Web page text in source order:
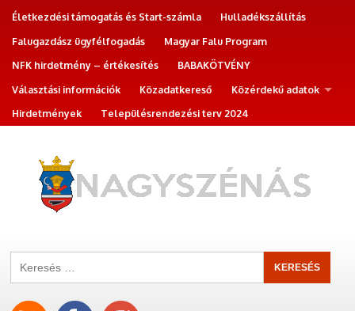
Életkezdési támogatás és Start-számla
Hulladékszállítás
Falugazdász ügyfélfogadás
Magyar Falu Program
NFK hirdetmény – értékesítés
BABAKÖTVÉNY
Választási információk
Közadatkereső
Közérdekű adatok
Hirdetmények
Településrendezési terv 2024